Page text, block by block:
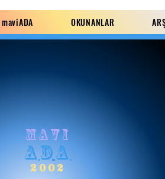
maviADA OKUNANLAR
mavi
ADA
2002